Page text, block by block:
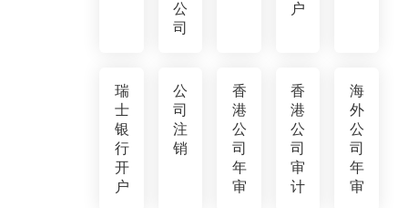
公
司
户
瑞
士
银
行
开
户
公
司
注
销
香
港
公
司
年
审
香
港
公
司
审
计
海
外
公
司
年
审